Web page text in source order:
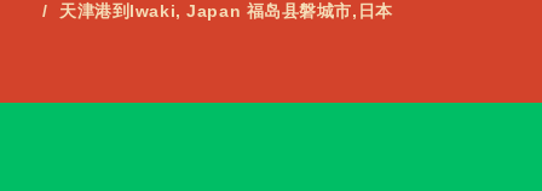
天津港到Iwaki, Japan 福岛县磐城市,日本